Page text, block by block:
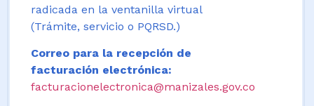
radicada en la ventanilla virtual
(Trámite, servicio o PQRSD.)
Correo para la recepción de
facturación electrónica:
facturacionelectronica@manizales.gov.co